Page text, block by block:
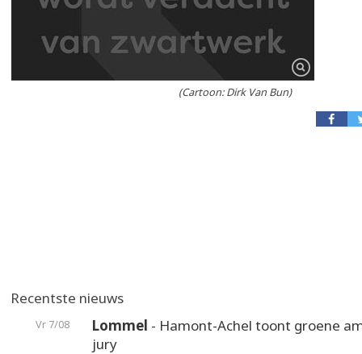
(Cartoon: Dirk Van Bun)
Recentste nieuws
Vr 7/08 Lommel - Hamont-Achel toont groene
jury